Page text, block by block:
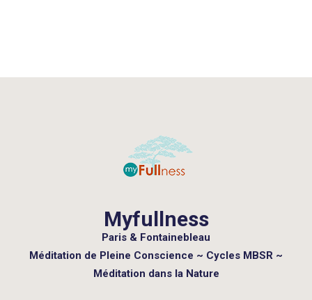
Myfullness
Paris & Fontainebleau
Méditation de Pleine Conscience ~ Cycles MBSR ~
Méditation dans la Nature